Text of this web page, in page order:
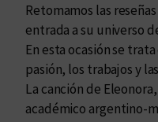
d
i
c
i
ó
n
Retomamos las
entrada a su universo
En esta ocasión se
pasión, los trabajos y
La canción de
académico argentino-